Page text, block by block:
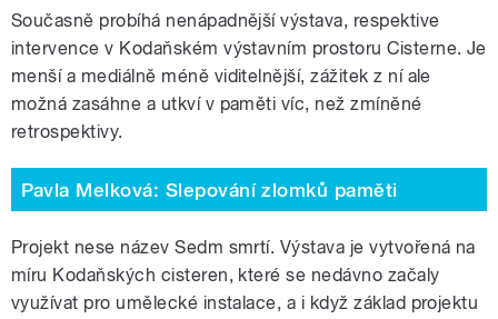
Současně probíhá nenápadnější výstava, respektive
intervence v Kodaňském výstavním prostoru Cisterne. Je
menší a mediálně méně viditelnější, zážitek z ní ale
možná zasáhne a utkví v paměti víc, než zmíněné
retrospektivy.
Pavla Melková: Slepování zlomků paměti
Projekt nese název Sedm smrtí. Výstava je vytvořená na
míru Kodaňských cisteren, které se nedávno začaly
využívat pro umělecké instalace, a i když základ projektu